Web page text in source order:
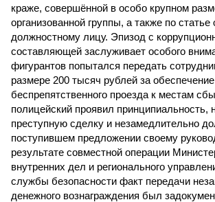
краже, совершённой в особо крупном
организованной группы, а также по статье
должностному лицу. Эпизод с
составляющей заслуживает особого
фигурантов попытался передать
размере 200 тысяч рублей за обеспечение
беспрепятственного проезда к местам
полицейский проявил принципиальность,
преступную сделку и незамедлительно
поступившем предложении своему
результате совместной операции
внутренних дел и регионального
службы безопасности факт передачи
денежного вознаграждения был